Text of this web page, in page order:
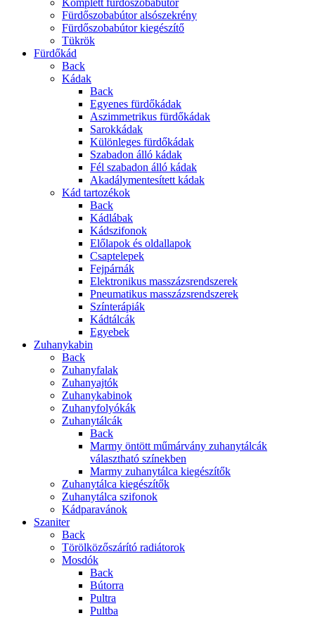
Fürdőszobabútor alsószekrény
Fürdőszobabútor kiegészítő
Tükrök
Fürdőkád
Back
Kádak
Back
Egyenes fürdőkádak
Aszimmetrikus fürdőkádak
Sarokkádak
Különleges fürdőkádak
Szabadon álló kádak
Fél szabadon álló kádak
Akadálymentesített kádak
Kád tartozékok
Back
Kádlábak
Kádszifonok
Előlapok és oldallapok
Csaptelepek
Fejpárnák
Elektronikus masszázsrendszerek
Pneumatikus masszázsrendszerek
Színterápiák
Kádtálcák
Egyebek
Zuhanykabin
Back
Zuhanyfalak
Zuhanyajtók
Zuhanykabinok
Zuhanyfolyókák
Zuhanytálcák
Back
Marmy öntött műmárvány zuhanytálcák
választható színekben
Marmy zuhanytálca kiegészítők
Zuhanytálca kiegészítők
Zuhanytálca szifonok
Kádparavánok
Szaniter
Back
Törölközőszárító radiátorok
Mosdók
Back
Bútorra
Pultra
Pultba